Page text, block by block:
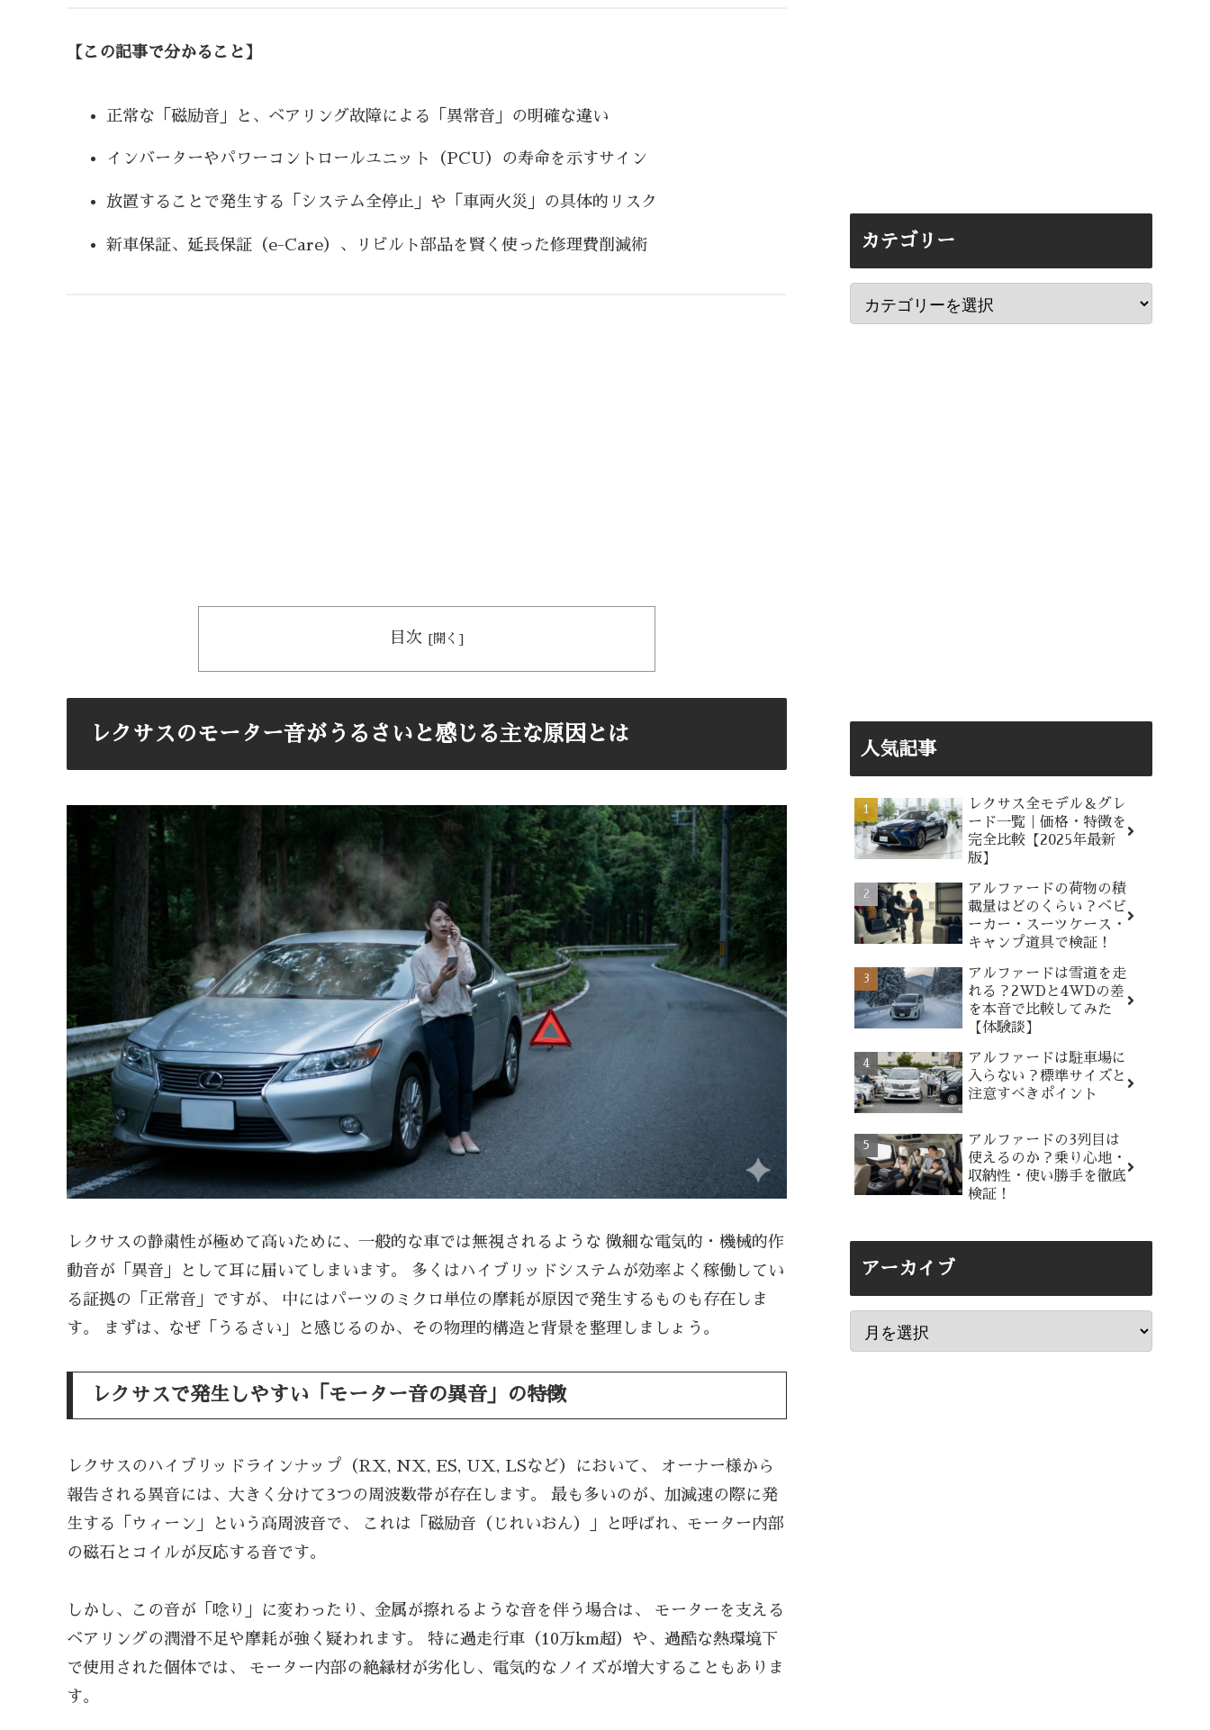
【この記事で分かること】
正常な「磁励音」と、ベアリング故障による「異常音」の明確な違い
インバーターやパワーコントロールユニット（PCU）の寿命を示すサイン
放置することで発生する「システム全停止」や「車両火災」の具体的リスク
新車保証、延長保証（e-Care）、リビルト部品を賢く使った修理費削減術
目次
レクサスのモーター音がうるさいと感じる主な原因とは
レクサスの静粛性が極めて高いために、一般的な車では無視されるような 微細な電気的・機械的作
動音が「異音」として耳に届いてしまいます。 多くはハイブリッドシステムが効率よく稼働してい
る証拠の「正常音」ですが、 中にはパーツのミクロ単位の摩耗が原因で発生するものも存在しま
す。 まずは、なぜ「うるさい」と感じるのか、その物理的構造と背景を整理しましょう。
レクサスで発生しやすい「モーター音の異音」の特徴
レクサスのハイブリッドラインナップ（RX, NX, ES, UX, LSなど）において、 オーナー様から
報告される異音には、大きく分けて3つの周波数帯が存在します。 最も多いのが、加減速の際に発
生する「ウィーン」という高周波音で、 これは「磁励音（じれいおん）」と呼ばれ、モーター内部
の磁石とコイルが反応する音です。
しかし、この音が「唸り」に変わったり、金属が擦れるような音を伴う場合は、 モーターを支える
ベアリングの潤滑不足や摩耗が強く疑われます。 特に過走行車（10万km超）や、過酷な熱環境下
で使用された個体では、 モーター内部の絶縁材が劣化し、電気的なノイズが増大することもありま
す。
カテゴリー
人気記事
レクサス全モデル＆グレ
ード一覧｜価格・特徴を
完全比較【2025年最新
版】
アルファードの荷物の積
載量はどのくらい？ベビ
ーカー・スーツケース・
キャンプ道具で検証！
アルファードは雪道を走
れる？2WDと4WDの差
を本音で比較してみた
【体験談】
アルファードは駐車場に
入らない？標準サイズと
注意すべきポイント
アルファードの3列目は
使えるのか？乗り心地・
収納性・使い勝手を徹底
検証！
アーカイブ